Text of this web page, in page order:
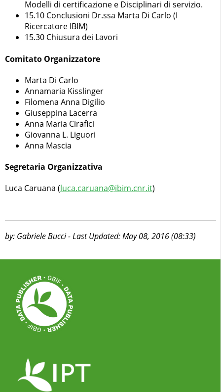
Modelli di certificazione e Disciplinari di servizio.
15.10 Conclusioni Dr.ssa Marta Di Carlo (I
Ricercatore IBIM)
15.30 Chiusura dei Lavori
Comitato Organizzatore
Marta Di Carlo
Annamaria Kisslinger
Filomena Anna Digilio
Giuseppina Lacerra
Anna Maria Cirafici
Giovanna L. Liguori
Anna Mascia
Segretaria Organizzativa
Luca Caruana (luca.caruana@ibim.cnr.it)
by: Gabriele Bucci - Last Updated: May 08, 2016 (08:33)